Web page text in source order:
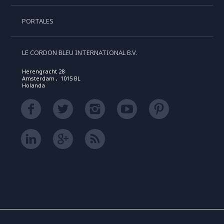
PORTALES
LE CORDON BLEU INTERNATIONAL B.V.
Herengracht 28
Amsterdam , 1015 BL
Holanda